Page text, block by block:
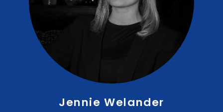
Jennie Welander